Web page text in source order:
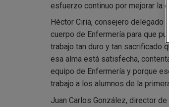
esfuerzo continuo por mejorar la
Héctor Ciria, consejero delegado
cuerpo de Enfermería para que
trabajo tan duro y tan sacrificado
esa alma está satisfecha,
equipo de Enfermería y porque
trabajo a los alumnos de la
Juan Carlos González, director